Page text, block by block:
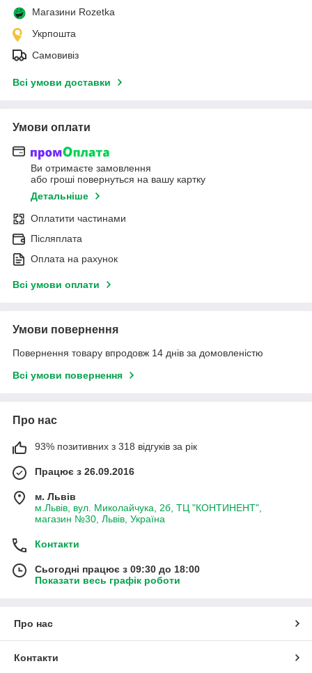
Магазини Rozetka
Укрпошта
Самовивіз
Всі умови доставки
Умови оплати
Ви отримаєте замовлення
або гроші повернуться на вашу картку
Детальніше
Оплатити частинами
Післяплата
Оплата на рахунок
Всі умови оплати
Умови повернення
Повернення товару впродовж 14 днів за домовленістю
Всі умови повернення
Про нас
93% позитивних з 318 відгуків за рік
Працює з 26.09.2016
м. Львів
м.Львів, вул. Миколайчука, 2б, ТЦ "КОНТИНЕНТ",
магазин №30, Львів, Україна
Контакти
Сьогодні працює з 09:30 до 18:00
Показати весь графік роботи
Про нас
Контакти